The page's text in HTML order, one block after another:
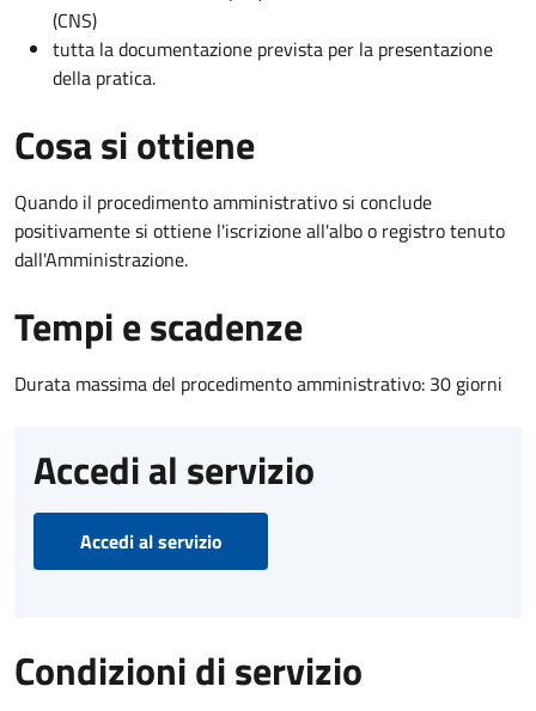
(CNS)
tutta la documentazione prevista per la presentazione
della pratica.
Cosa si ottiene
Quando il procedimento amministrativo si conclude
positivamente si ottiene l'iscrizione all'albo o registro tenuto
dall'Amministrazione.
Tempi e scadenze
Durata massima del procedimento amministrativo: 30 giorni
Accedi al servizio
Accedi al servizio
Condizioni di servizio